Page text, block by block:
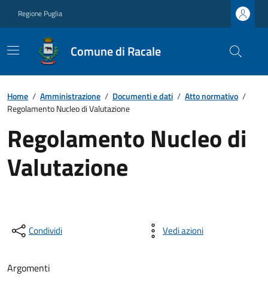
Regione Puglia
Comune di Racale
Home / Amministrazione / Documenti e dati / Atto normativo /
Regolamento Nucleo di Valutazione
Regolamento Nucleo di
Valutazione
Condividi Vedi azioni
Argomenti